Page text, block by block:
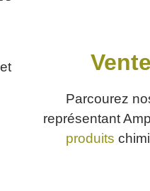
Parcourez
représentant
produits